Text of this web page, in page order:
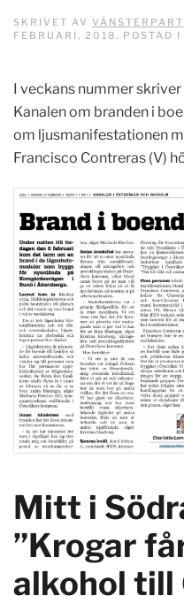
SKRIVET AV
FEBRUARI, 2018. POSTAD I
I veckans nummer
Kanalen om branden i
om ljusmanifestationen
Francisco Contreras (V)
Mitt i
”Krogar
alkohol till